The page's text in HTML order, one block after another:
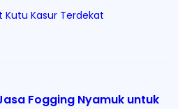
Kutu Kasur Terdekat
Fogging Nyamuk untuk